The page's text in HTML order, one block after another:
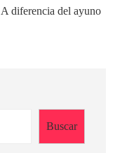
diferencia del ayuno
Buscar